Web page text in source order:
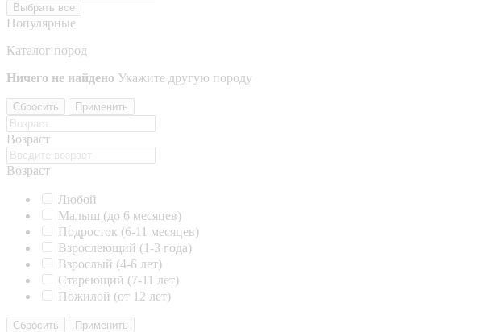
Выбрать все
Популярные
Каталог пород
Ничего не найдено Укажите другую породу
Сбросить Применить
Возраст
Возраст
Любой
Малыш (до 6 месяцев)
Подросток (6-11 месяцев)
Взрослеющий (1-3 года)
Взрослый (4-6 лет)
Стареющий (7-11 лет)
Пожилой (от 12 лет)
Сбросить Применить